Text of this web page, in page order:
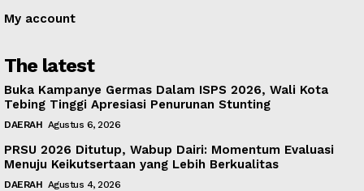
My account
The latest
Buka Kampanye Germas Dalam ISPS 2026, Wali Kota
Tebing Tinggi Apresiasi Penurunan Stunting
DAERAH Agustus 6, 2026
PRSU 2026 Ditutup, Wabup Dairi: Momentum Evaluasi
Menuju Keikutsertaan yang Lebih Berkualitas
DAERAH Agustus 4, 2026